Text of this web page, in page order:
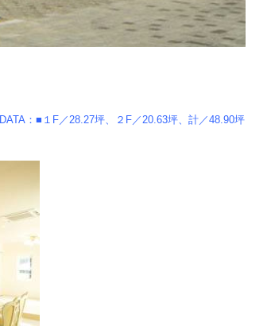
DATA：■１F／28.27坪、２F／20.63坪、計／48.90坪